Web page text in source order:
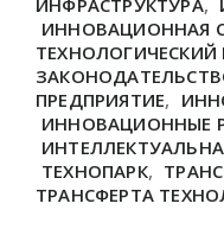
ИНФРАСТРУКТУРА,
ИННОВАЦИОННАЯ
ТЕХНОЛОГИЧЕСКИЙ
ПРЕДПРИЯТИЕ,
ИННОВАЦИОННЫЕ
ТЕХНОПАРК,
ТРАНСФЕРТА